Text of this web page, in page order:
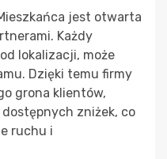
jest otwarta
Każdy
lokalizacji, może
Dzięki temu firmy
grona klientów,
zniżek, co
ruchu i